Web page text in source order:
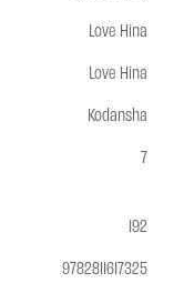
Love Hina
Love Hina
Kodansha
7
192
9782811617325